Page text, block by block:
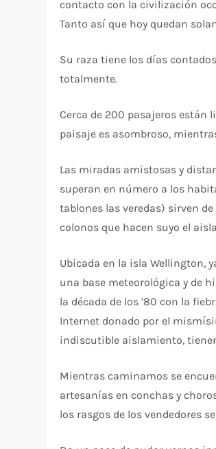
contacto con la civilización
Tanto así que hoy quedan
Su raza tiene los días
totalmente.
Cerca de 200 pasajeros están
paisaje es asombroso,
Las miradas amistosas y
superan en número a los
tablones las veredas) sirven
colonos que hacen suyo el
Ubicada en la isla Wellington,
una base meteorológica y de
la década de los ’80 con la
Internet donado por el
indiscutible aislamiento,
Mientras caminamos se
artesanías en conchas y
los rasgos de los vendedores